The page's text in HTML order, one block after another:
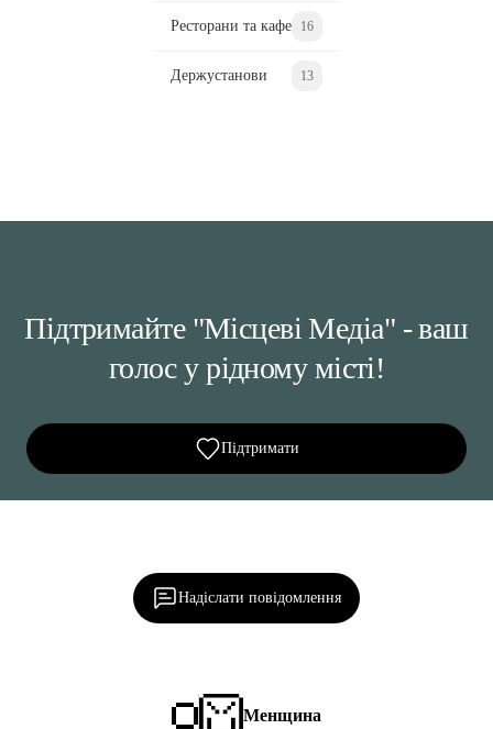
Ресторани та кафе 16
Держустанови 13
Підтримайте "Місцеві Медіа" - ваш
голос у рідному місті!
Підтримати
Надіслати повідомлення
Менщина